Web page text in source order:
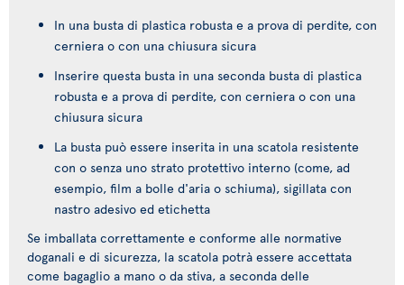
In una busta di plastica robusta e a prova di perdite, con
cerniera o con una chiusura sicura
Inserire questa busta in una seconda busta di plastica
robusta e a prova di perdite, con cerniera o con una
chiusura sicura
La busta può essere inserita in una scatola resistente
con o senza uno strato protettivo interno (come, ad
esempio, film a bolle d'aria o schiuma), sigillata con
nastro adesivo ed etichetta
Se imballata correttamente e conforme alle normative
doganali e di sicurezza, la scatola potrà essere accettata
come bagaglio a mano o da stiva, a seconda delle